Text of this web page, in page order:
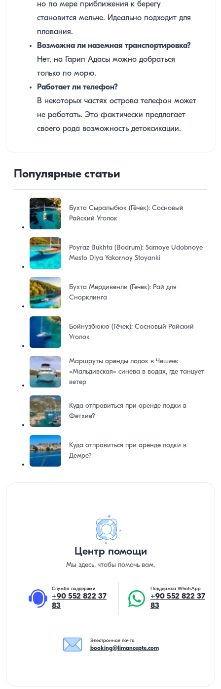
но по мере приближения к берегу
становится мельче. Идеально подходит для
плавания.
Возможна ли наземная транспортировка?
Нет, на Гарип Адасы можно добраться
только по морю.
Работает ли телефон?
В некоторых частях острова телефон может
не работать. Это фактически предлагает
своего рода возможность детоксикации.
Популярные статьи
Бухта Сыралыбюк (Гёчек): Сосновый
Райский Уголок
Poyraz Bukhta (Bodrum): Samoye Udobnoye
Mesto Dlya Yakornoy Stoyanki
Бухта Мердивенли (Гечек): Рай для
Снорклинга
Бойнузбюкю (Гёчек): Сосновый Райский
Уголок
Маршруты аренды лодок в Чешме:
«Мальдивская» синева в водах, где танцует
ветер
Куда отправиться при аренде лодки в
Фетхие?
Куда отправиться при аренде лодки в
Демре?
Центр помощи
Мы здесь, чтобы помочь вам.
Служба поддержки
+90 552 822 37
83
Поддержка WhatsApp
+90 552 822 37
83
Электронная почта
booking@limancepte.com